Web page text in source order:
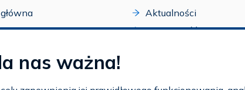
programy
Aktualności
Dostępność
nas ważna!